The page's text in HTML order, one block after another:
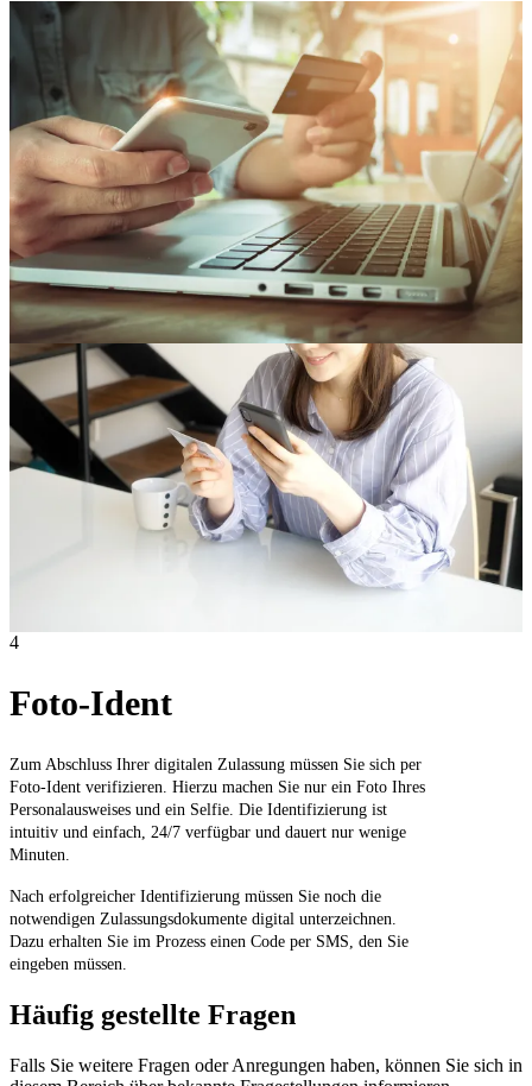
4
Foto-Ident
Zum Abschluss Ihrer digitalen Zulassung müssen Sie sich per
Foto-Ident verifizieren. Hierzu machen Sie nur ein Foto Ihres
Personalausweises und ein Selfie. Die Identifizierung ist
intuitiv und einfach, 24/7 verfügbar und dauert nur wenige
Minuten.
Nach erfolgreicher Identifizierung müssen Sie noch die
notwendigen Zulassungsdokumente digital unterzeichnen.
Dazu erhalten Sie im Prozess einen Code per SMS, den Sie
eingeben müssen.
Häufig gestellte Fragen
Falls Sie weitere Fragen oder Anregungen haben, können Sie sich in